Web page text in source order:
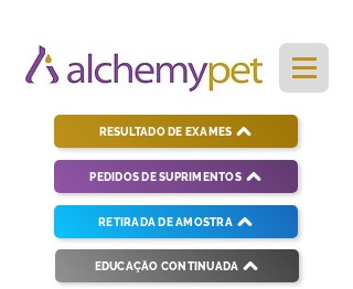
PEDIDOS DE SUPRIMENTOS
RESULTADO DE EXAMES
RETIRADA DE AMOSTRA
EDUCAÇÃO CONTINUADA